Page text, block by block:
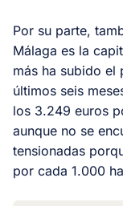
Por su parte,
Málaga es la
más ha subido el
últimos seis
los 3.249 euros
aunque no se
tensionadas
por cada 1.000